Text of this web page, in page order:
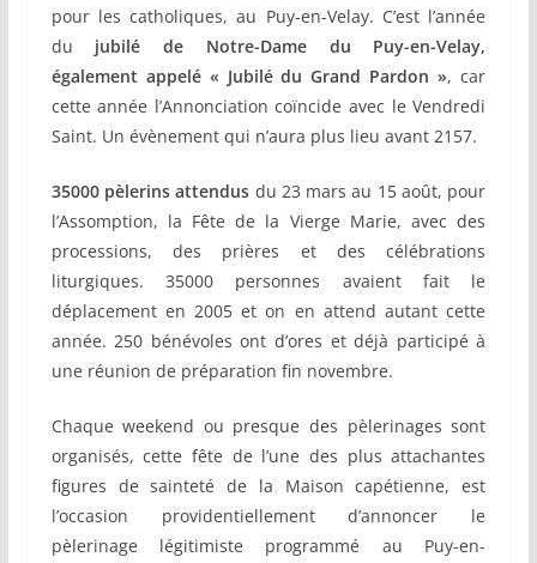
pour les catholiques, au Puy-en-Velay. C’est l’année
du jubilé de Notre-Dame du Puy-en-Velay,
également appelé « Jubilé du Grand Pardon », car
cette année l’Annonciation coïncide avec le Vendredi
Saint. Un évènement qui n’aura plus lieu avant 2157.
35000 pèlerins attendus du 23 mars au 15 août, pour
l’Assomption, la Fête de la Vierge Marie, avec des
processions, des prières et des célébrations
liturgiques. 35000 personnes avaient fait le
déplacement en 2005 et on en attend autant cette
année. 250 bénévoles ont d’ores et déjà participé à
une réunion de préparation fin novembre.
Chaque weekend ou presque des pèlerinages sont
organisés, cette fête de l’une des plus attachantes
figures de sainteté de la Maison capétienne, est
l’occasion providentiellement d’annoncer le
pèlerinage légitimiste programmé au Puy-en-